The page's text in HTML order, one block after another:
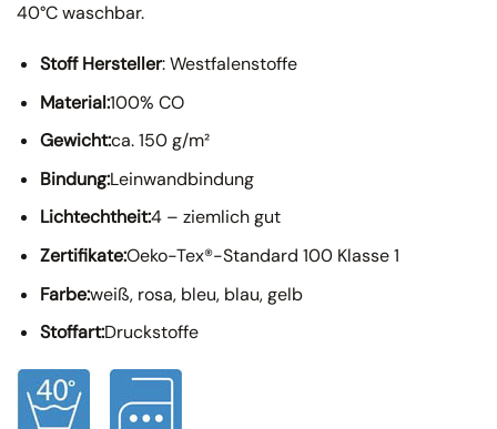
40°C waschbar.
Stoff Hersteller: Westfalenstoffe
Material:100% CO
Gewicht:ca. 150 g/m²
Bindung:Leinwandbindung
Lichtechtheit:4 – ziemlich gut
Zertifikate:Oeko-Tex®-Standard 100 Klasse 1
Farbe:weiß, rosa, bleu, blau, gelb
Stoffart:Druckstoffe